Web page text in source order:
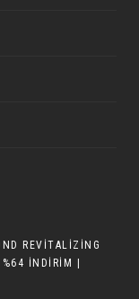
REVITALIZING
İNDIRIM |